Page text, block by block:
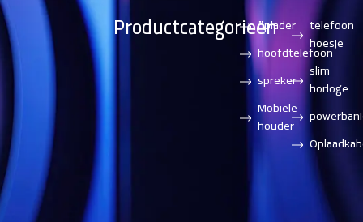
Productcategorieënoplader
hoofdtelefoon
spreker
Mobiele
houder
telefoon
hoesje
slim
horloge